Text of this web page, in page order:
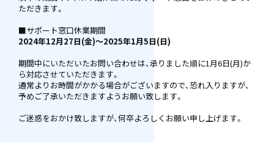
ただきます。
■サポート窓口休業期間
2024年12月27日(金)～2025年1月5日(日)
期間中にいただいたお問い合わせは、承りました順に1月6日(月)か
ら対応させていただきます。
通常よりお時間がかかる場合がございますので、恐れ入りますが、
予めご了承いただきますようお願い致します。
ご迷惑をおかけ致しますが、何卒よろしくお願い申し上げます。